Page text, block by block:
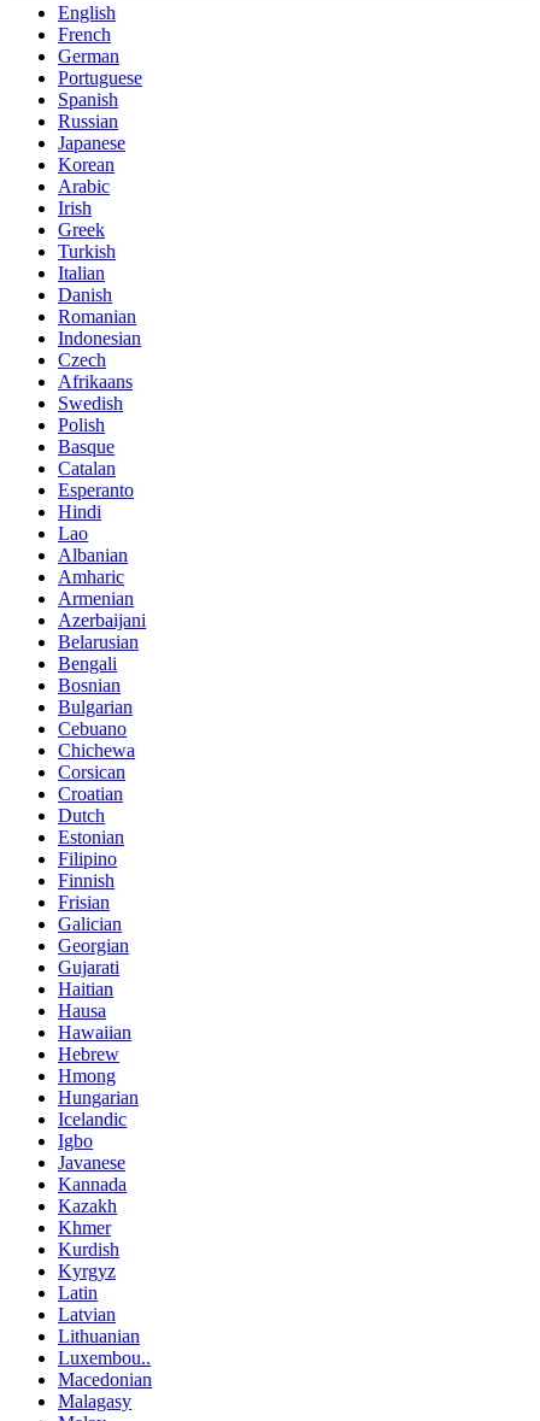
English
French
German
Portuguese
Spanish
Russian
Japanese
Korean
Arabic
Irish
Greek
Turkish
Italian
Danish
Romanian
Indonesian
Czech
Afrikaans
Swedish
Polish
Basque
Catalan
Esperanto
Hindi
Lao
Albanian
Amharic
Armenian
Azerbaijani
Belarusian
Bengali
Bosnian
Bulgarian
Cebuano
Chichewa
Corsican
Croatian
Dutch
Estonian
Filipino
Finnish
Frisian
Galician
Georgian
Gujarati
Haitian
Hausa
Hawaiian
Hebrew
Hmong
Hungarian
Icelandic
Igbo
Javanese
Kannada
Kazakh
Khmer
Kurdish
Kyrgyz
Latin
Latvian
Lithuanian
Luxembou..
Macedonian
Malagasy